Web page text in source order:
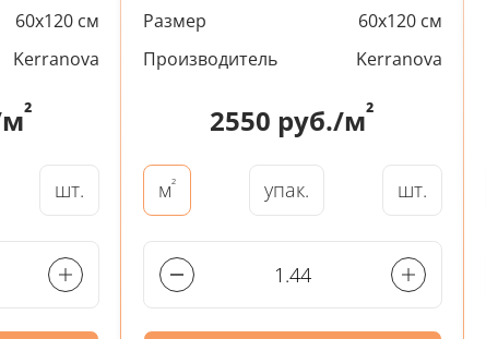
60x120 см
Kerranova
²
шт.
Размер
60x120 см
Производитель
Kerranova
2550 руб./м²
м² упак. шт.